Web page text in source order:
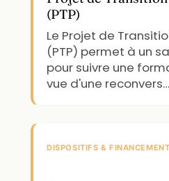
(PTP)
Le Projet de
(PTP) permet à un
pour suivre une
vue d'une reconvers…
DISPOSITIFS & FINANCEMENT